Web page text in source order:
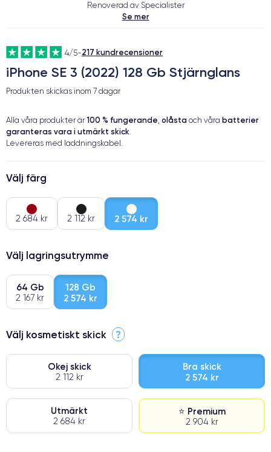
Renoverad av Specialister
Se mer
4/5-217 kundrecensioner
iPhone SE 3 (2022) 128 Gb Stjärnglans
Produkten skickas inom 7 dagar
Alla våra produkter är 100 % fungerande, olåsta och våra batterier
garanteras vara i utmärkt skick.
Levereras med laddningskabel.
Välj färg
2 684 kr 2 112 kr 2 574 kr
Välj lagringsutrymme
64 Gb
2 167 kr
128 Gb
2 574 kr
Välj kosmetiskt skick ?
Okej skick
2 112 kr
Bra skick
2 574 kr
Utmärkt
2 684 kr
⭐ Premium
2 904 kr